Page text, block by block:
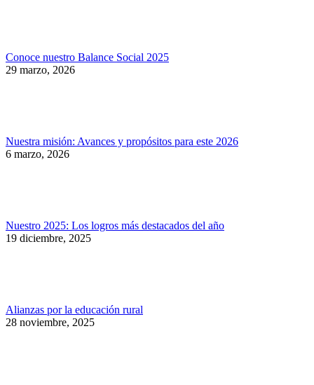
Conoce nuestro Balance Social 2025
29 marzo, 2026
Nuestra misión: Avances y propósitos para este 2026
6 marzo, 2026
Nuestro 2025: Los logros más destacados del año
19 diciembre, 2025
Alianzas por la educación rural
28 noviembre, 2025